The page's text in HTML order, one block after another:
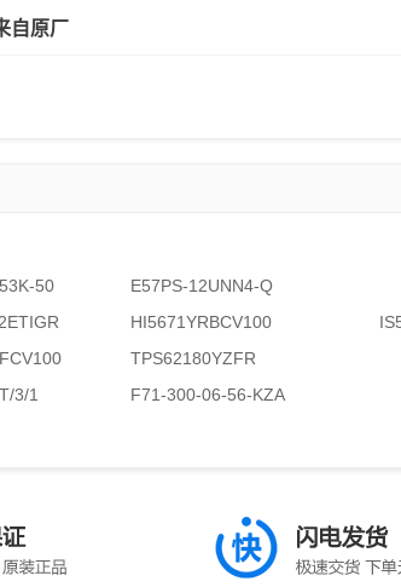
自原厂
50
E57PS-12UNN4-Q
HI5671YRBCV100
TPS62180YZFR
3/1
F71-300-06-56-KZA